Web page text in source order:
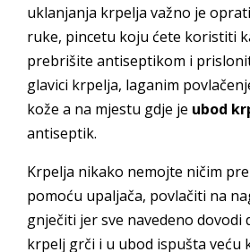
uklanjanja krpelja važno je
ruke, pincetu koju ćete koristiti
prebrišite antiseptikom i
glavici krpelja, laganim
kože a na mjestu gdje je ubod
antiseptik.
Krpelja nikako nemojte ničim
pomoću upaljača, povlačiti na
gnječiti jer sve navedeno dovodi
krpelj grči i u ubod ispušta veću